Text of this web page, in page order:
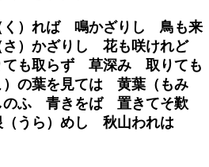
）れば 鳴かざりし 鳥も来
）かざりし 花も咲けれど
も取らず 草深み 取りても
の葉を見ては 黄葉（もみ
のふ 青きをば 置きてそ歎
（うら）めし 秋山われは